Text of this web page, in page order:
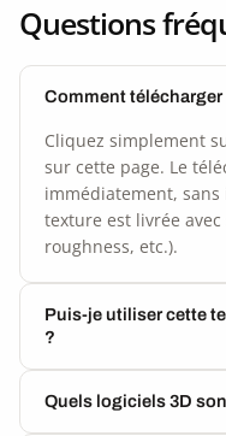
Questions
Comment télécharger
Cliquez simplement
sur cette page. Le
immédiatement,
texture est livrée avec
roughness, etc.).
Puis-je utiliser cette
?
Quels logiciels 3D